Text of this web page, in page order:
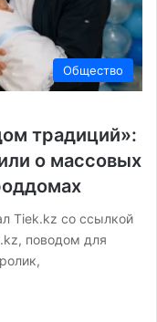
Общество
традиций»:
о массовых
Tiek.kz со ссылкой
поводом для